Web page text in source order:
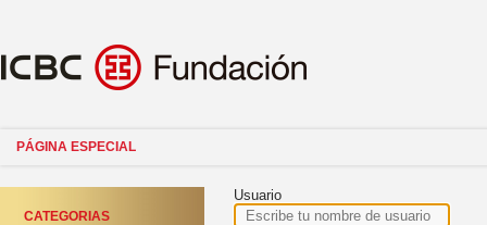
PÁGINA ESPECIAL
CATEGORIAS
Usuario